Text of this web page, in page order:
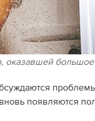
оказавшей
появляются